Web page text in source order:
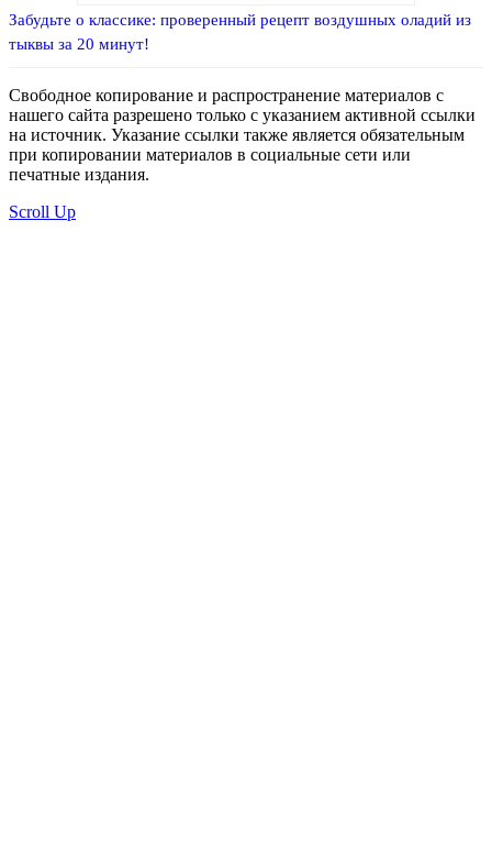
Забудьте о классике: проверенный рецепт воздушных оладий из
тыквы за 20 минут!
Свободное копирование и распространение материалов с
нашего сайта разрешено только с указанием активной ссылки
на источник. Указание ссылки также является обязательным
при копировании материалов в социальные сети или
печатные издания.
Scroll Up